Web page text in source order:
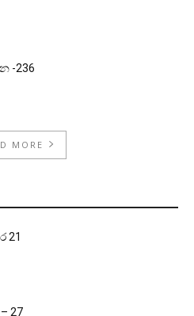
-236
MORE
21
27